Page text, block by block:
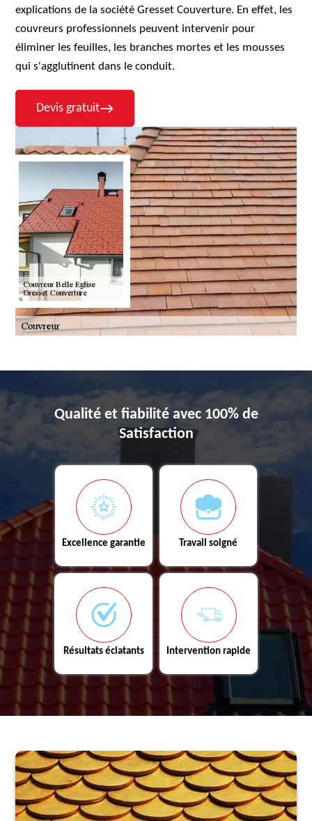
explications de la société Gresset Couverture. En effet, les
couvreurs professionnels peuvent intervenir pour
éliminer les feuilles, les branches mortes et les mousses
qui s'agglutinent dans le conduit.
Devis gratuit
Qualité et fiabilité avec 100% de
Satisfaction
Excellence garantie Travail soigné
Résultats éclatants Intervention rapide